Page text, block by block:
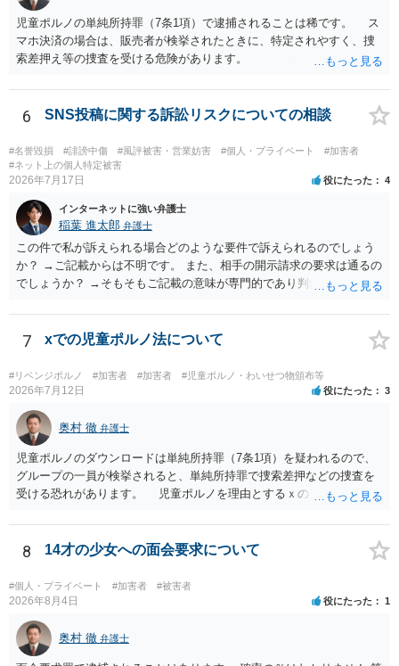
児童ポルノの単純所持罪（7条1項）で逮捕されることは稀です。 ス
マホ決済の場合は、販売者が検挙されたときに、特定されやすく、捜
索差押え等の捜査を受ける危険があります。
6 SNS投稿に関する訴訟リスクについての相談
#名誉毀損 #誹謗中傷 #風評被害・営業妨害 #個人・プライベート
#加害者
#ネット上の個人特定被害
2026年7月17日 役にたった 4
インターネットに強い弁護士
稲葉 進太郎 弁護士
この件で私が訴えられる場合どのような要件で訴えられるのでしょう
か？ →ご記載からは不明です。 また、相手の開示請求の要求は通るの
でしょうか？ →そもそもご記載の意味が専門的であり判然としないも
らご相談になることをお勧めいたします。
7 xでの児童ポルノ法について
#リベンジポルノ #加害者 #加害者 #児童ポルノ・わいせつ物頒布等
2026年7月12日 役にたった 3
奥村 徹 弁護士
児童ポルノのダウンロードは単純所持罪（7条1項）を疑われるので、
グループの一員が検挙されると、単純所持罪で捜索差押などの捜査を
受ける恐れがあります。 児童ポルノを理由とするｘのアカウント凍
は珍しくない）、これも捜索差押を受けるおそれがあります
8 14才の少女への面会要求について
#個人・プライベート #加害者 #被害者
2026年8月4日 役にたった 1
奥村 徹 弁護士